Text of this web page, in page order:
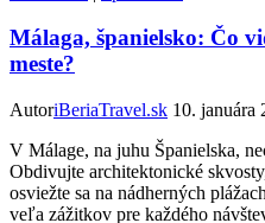
Málaga, španielsko: Čo
meste?
AutoriBeriaTravel.sk 10. januára
V Málage, na juhu Španielska,
Obdivujte architektonické
osviežte sa na nádherných
veľa zážitkov pre každého